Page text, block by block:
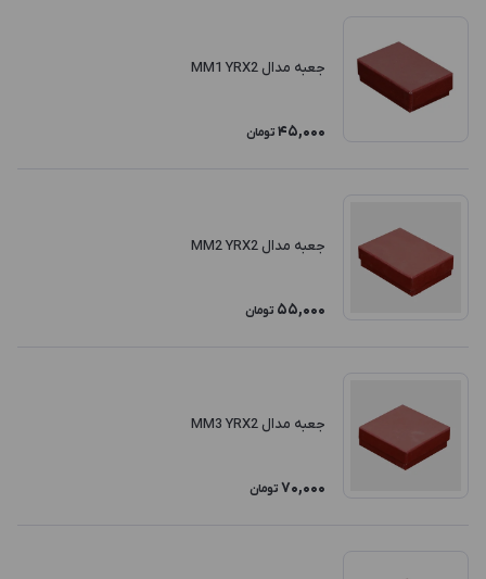
جعبه مدال MM1 YRX2
45,000 تومان
جعبه مدال MM2 YRX2
55,000 تومان
جعبه مدال MM3 YRX2
70,000 تومان